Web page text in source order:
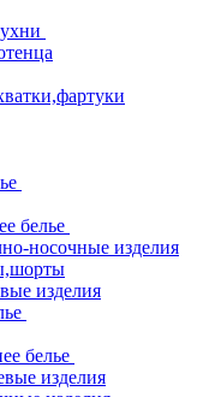
белье
носочные изделия
изделия
белье
изделия